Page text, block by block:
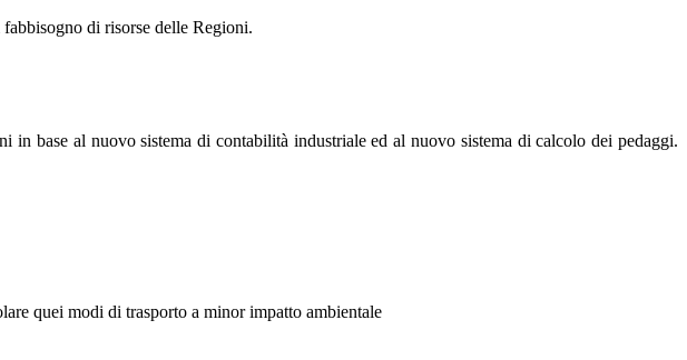
di risorse delle Regioni.
in base al nuovo sistema di contabilità industriale ed al nuovo sistema di calcolo dei pedaggi.
quei modi di trasporto a minor impatto ambientale